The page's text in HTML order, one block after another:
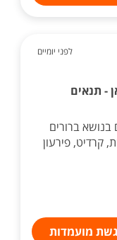
לפני יומיים
- תנאים
ברורים
קרדיט, פירעון
מועמדות